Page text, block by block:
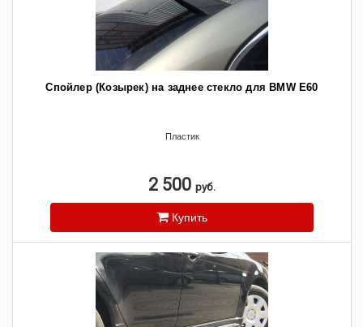
Cпойлер (Козырек) на заднее стекло для BMW E60
Пластик
2 500 руб.
Купить